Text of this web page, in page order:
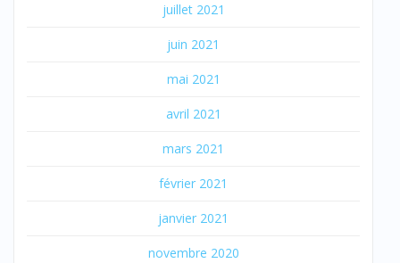
juillet 2021
juin 2021
mai 2021
avril 2021
mars 2021
février 2021
janvier 2021
novembre 2020